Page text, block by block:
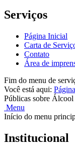
Serviços
Página Inicial
Carta de
Contato
Área de
Fim do menu de
Você está aqui:
Públicas sobre
Menu
Início do menu
Institucional